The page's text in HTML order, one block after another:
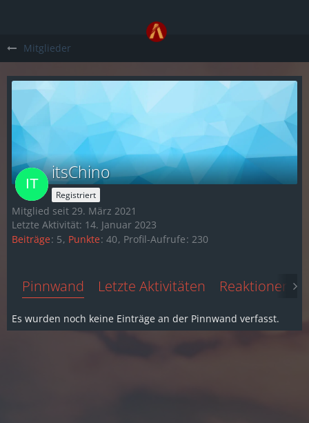
Mitglieder
itsChino
Registriert
Mitglied seit 29. März 2021
Letzte Aktivität: 14. Januar 2023
Beiträge 5 Punkte 40 Profil-Aufrufe 230
Pinnwand Letzte Aktivitäten Reaktionen
Es wurden noch keine Einträge an der Pinnwand verfasst.